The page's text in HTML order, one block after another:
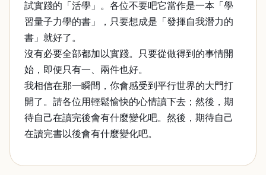
試實踐的「活學」。各位不要吧它當作是一本「學
習量子力學的書」，只要想成是「發揮自我潛力的
書」就好了。
沒有必要全部都加以實踐。只要從做得到的事情開
始，即便只有一、兩件也好。
我相信在那一瞬間，你會感受到平行世界的大門打
開了。請各位用輕鬆愉快的心情讀下去；然後，期
待自己在讀完後會有什麼變化吧。然後，期待自己
在讀完書以後會有什麼變化吧。